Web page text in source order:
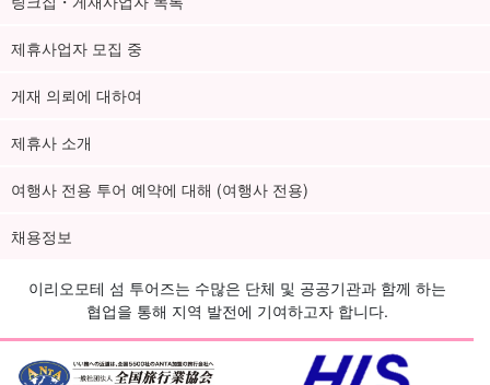
제휴사업자 모집 중
게재 의뢰에 대하여
제휴사 소개
여행사 전용 투어 예약에 대해 (여행사 전용)
채용정보
이리오모테 섬 투어즈는 수많은 단체 및 공공기관과 함께 하는
협업을 통해 지역 발전에 기여하고자 합니다.